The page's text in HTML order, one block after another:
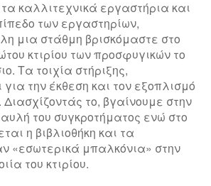
καλλιτεχνικά εργαστήρια και
των εργαστηρίων,
μια στάθμη βρισκόμαστε στο
κτιρίου των προσφυγικών το
Τα τοιχία στήριξης,
για την έκθεση και τον εξοπλισμό
το, βγαίνουμε στην
του συγκροτήματος ενώ στο
η βιβλιοθήκη και τα
«εσωτερικά μπαλκόνια» στην
του κτιρίου.